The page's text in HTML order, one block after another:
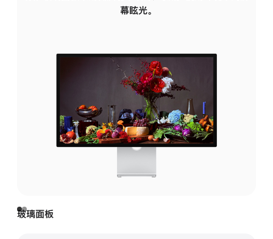
幕眩光。
玻璃面板